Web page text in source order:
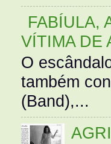
FABÍULA,
VÍTIMA DE
O
também
(Band),...